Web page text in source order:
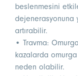
beslenmesini
dejenerasyonuna
artırabilir.
• Travma:
kazalarda
neden olabilir.